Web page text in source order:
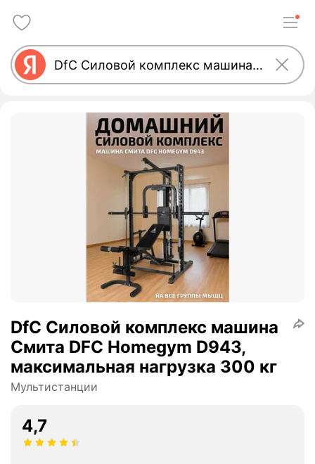
DfC Силовой комплекс машина
Смита DFC Homegym D943,
максимальная нагрузка 300 кг
Мультистанции
4,7